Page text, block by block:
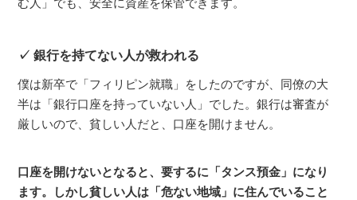
む人」でも、安全に資産を保管できます。
銀行を持てない人が救われる
僕は新卒で「フィリピン就職」をしたのですが、同僚の大
半は「銀行口座を持っていない人」でした。銀行は審査が
厳しいので、貧しい人だと、口座を開けません。
口座を開けないとなると、要するに「タンス預金」になり
ます。しかし貧しい人は「危ない地域」に住んでいること